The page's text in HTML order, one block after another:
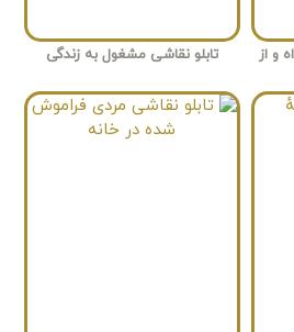
و از
تابلو نقاشی مشغول به زندگی